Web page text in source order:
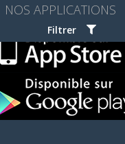
Filtrer
NOS APPLICATIONS